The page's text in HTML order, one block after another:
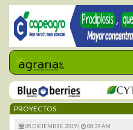
PROYECTOS
05 DICIEMBRE 2019 | 08:39 AM